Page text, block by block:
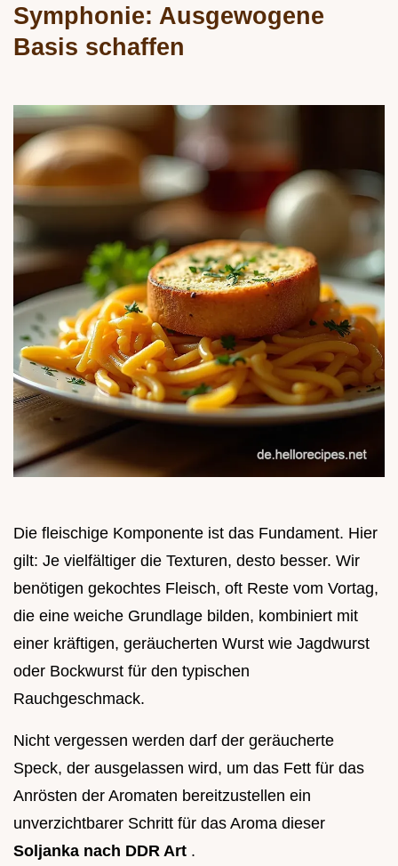
Symphonie: Ausgewogene
Basis schaffen
Die fleischige Komponente ist das Fundament. Hier
gilt: Je vielfältiger die Texturen, desto besser. Wir
benötigen gekochtes Fleisch, oft Reste vom Vortag,
die eine weiche Grundlage bilden, kombiniert mit
einer kräftigen, geräucherten Wurst wie Jagdwurst
oder Bockwurst für den typischen
Rauchgeschmack.
Nicht vergessen werden darf der geräucherte
Speck, der ausgelassen wird, um das Fett für das
Anrösten der Aromaten bereitzustellen ein
unverzichtbarer Schritt für das Aroma dieser
Soljanka nach DDR Art .